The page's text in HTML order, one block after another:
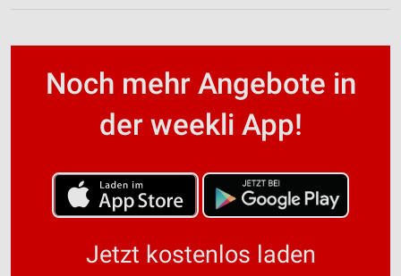
Noch mehr Angebote in
der weekli App!
Jetzt kostenlos laden